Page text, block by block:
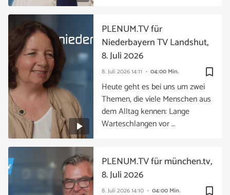
bookmark_border
8. Juli 202614:11 04:00 Min.
PLENUM.TV für
Niederbayern TV Landshut,
8. Juli 2026
Heute geht es bei uns um zwei
Themen, die viele Menschen aus
dem Alltag kennen: Lange
Warteschlangen vor …
bookmark_border
8. Juli 202614:10 04:00 Min.
PLENUM.TV für münchen.tv,
8. Juli 2026